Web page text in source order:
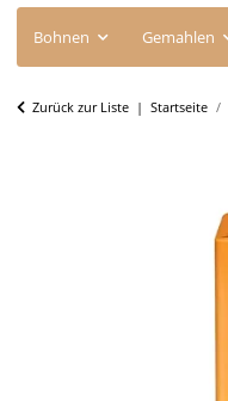
Bohnen Gemahlen
Zurück zur Liste Startseite